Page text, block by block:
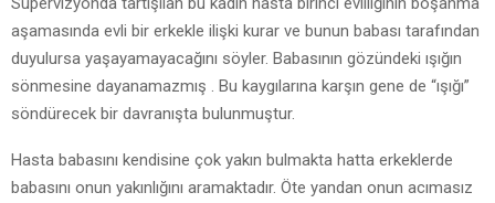
aşamasında evli bir erkekle ilişki kurar ve bunun babası tarafından
duyulursa yaşayamayacağını söyler. Babasının gözündeki ışığın
sönmesine dayanamazmış . Bu kaygılarına karşın gene de “ışığı”
söndürecek bir davranışta bulunmuştur.
Hasta babasını kendisine çok yakın bulmakta hatta erkeklerde
babasını onun yakınlığını aramaktadır. Öte yandan onun acımasız